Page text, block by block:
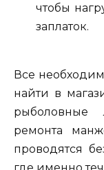
чтобы
заплаток.
Все
найти в
ремонта
проводятся